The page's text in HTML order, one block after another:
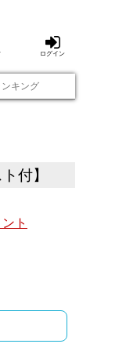
ログイン
キング
付】
ト